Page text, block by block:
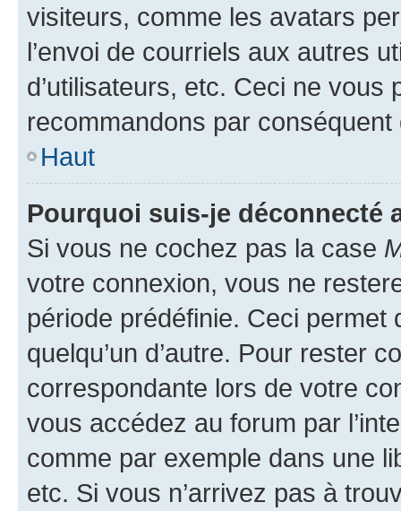
visiteurs, comme les avatars
l’envoi de courriels aux autres
d’utilisateurs, etc. Ceci ne vous
recommandons par conséquent
Haut
Pourquoi suis-je déconnecté
Si vous ne cochez pas la case
votre connexion, vous ne
période prédéfinie. Ceci permet
quelqu’un d’autre. Pour rester
correspondante lors de votre
vous accédez au forum par
comme par exemple dans une
etc. Si vous n’arrivez pas à